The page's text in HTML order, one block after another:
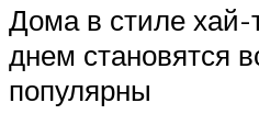
Дома в стиле
днем становятся
популярны